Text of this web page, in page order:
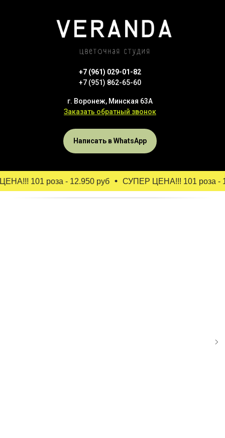
+7 (961) 029-01-82
+7 (951) 862-65-60
г. Воронеж, Минская 63А
Заказать обратный звонок
Написать в WhatsApp
101 роза - 12.950 руб СУПЕР ЦЕНА!!! 101 роза -